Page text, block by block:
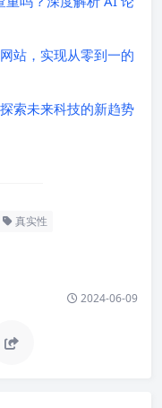
站，实现从零到一的
索未来科技的新趋势
真实性
2024-06-09